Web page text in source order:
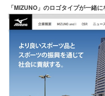
「MIZUNO」のロゴタイプが一緒